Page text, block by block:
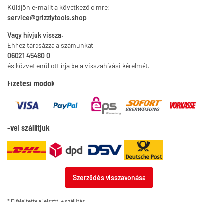
Küldjön e-mailt a következő címre:
service@grizzlytools.shop
Vagy hívjuk vissza.
Ehhez tárcsázza a számunkat
06021 45480 0
és közvetlenül ott írja be a visszahívási kérelmét.
Fizetési módok
-vel szállítjuk
Szerződés visszavonása
* Elfelejtette a jelszót, +szállítás